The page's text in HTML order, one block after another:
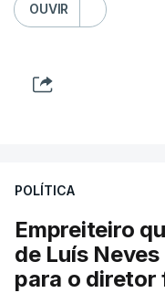
OUVIR
POLÍTICA
Empreiteiro
de Luís
para o diretor